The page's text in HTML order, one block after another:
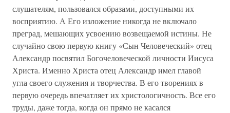
слушателям, пользовался образами, доступными их
восприятию. А Его изложение никогда не включало
преград, мешающих усвоению возвещаемой истины. Не
случайно свою первую книгу «Сын Человеческий» отец
Александр посвятил Богочеловеческой личности Иисуса
Христа. Именно Христа отец Александр имел главой
угла своего служения и творчества. В его творениях в
первую очередь впечатляет их христологичность. Все его
труды, даже тогда, когда он прямо не касался